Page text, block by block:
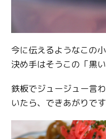
今に伝えるようなこの
決め手はそうこの「黒い
鉄板でジュージュー言
いたら、できあがりです